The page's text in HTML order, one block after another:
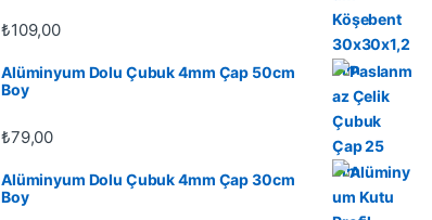
₺109,00
Alüminyum Dolu Çubuk 4mm Çap 50cm
Boy
₺79,00
Alüminyum Dolu Çubuk 4mm Çap 30cm
Boy